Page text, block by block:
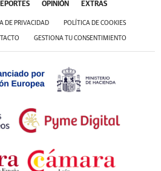
OPINIÓN EXTRAS
DE PRIVACIDAD POLÍTICA DE COOKIES
GESTIONA TU CONSENTIMIENTO